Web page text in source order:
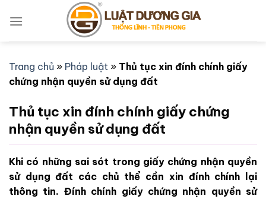
qua
Trang chủ » Pháp luật » Thủ tục xin đính chính giấy
chứng nhận quyền sử dụng đất
Thủ tục xin đính chính giấy chứng
nhận quyền sử dụng đất
Khi có những sai sót trong giấy chứng nhận quyền
sử dụng đất các chủ thể cần xin đính chính lại
thông tin. Đính chính giấy chứng nhận quyền sử